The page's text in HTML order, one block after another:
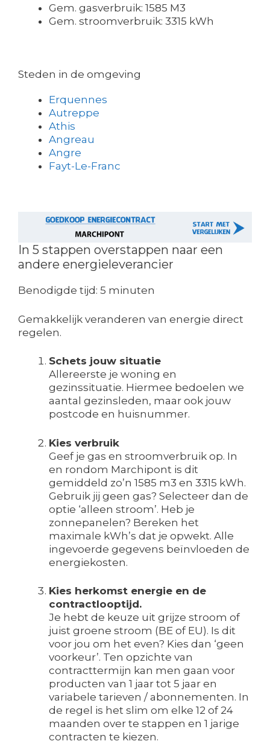
Gem. gasverbruik: 1585 M3
Gem. stroomverbruik: 3315 kWh
Steden in de omgeving
Erquennes
Autreppe
Athis
Angreau
Angre
Fayt-Le-Franc
In 5 stappen overstappen naar een
andere energieleverancier
Benodigde tijd: 5 minuten
Gemakkelijk veranderen van energie direct
regelen.
Schets jouw situatie
Allereerste je woning en
gezinssituatie. Hiermee bedoelen we
aantal gezinsleden, maar ook jouw
postcode en huisnummer.
Kies verbruik
Geef je gas en stroomverbruik op. In
en rondom Marchipont is dit
gemiddeld zo’n 1585 m3 en 3315 kWh.
Gebruik jij geen gas? Selecteer dan de
optie ‘alleen stroom’. Heb je
zonnepanelen? Bereken het
maximale kWh’s dat je opwekt. Alle
ingevoerde gegevens beïnvloeden de
energiekosten.
Kies herkomst energie en de
contractlooptijd.
Je hebt de keuze uit grijze stroom of
juist groene stroom (BE of EU). Is dit
voor jou om het even? Kies dan ‘geen
voorkeur’. Ten opzichte van
contracttermijn kan men gaan voor
producten van 1 jaar tot 5 jaar en
variabele tarieven / abonnementen. In
de regel is het slim om elke 12 of 24
maanden over te stappen en 1 jarige
contracten te kiezen.